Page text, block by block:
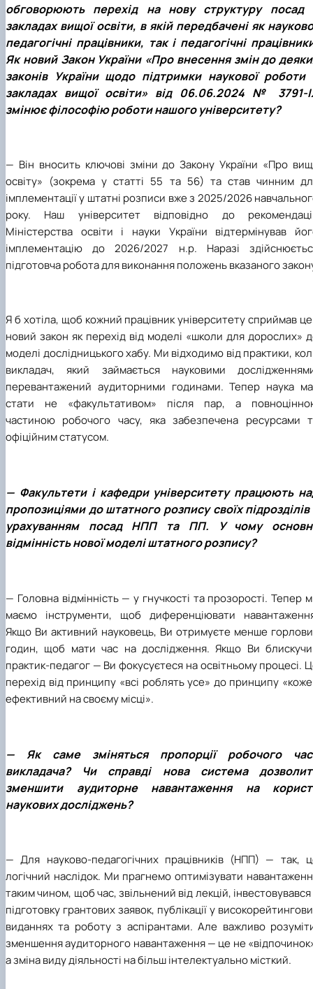
обговорюють перехід на нову структуру посад
закладах вищої освіти, в якій передбачені як
педагогічні працівники, так і педагогічні
Як новий Закон України «Про внесення змін до
законів України щодо підтримки наукової роботи
закладах вищої освіти» від 06.06.2024 № 3791-
змінює філософію роботи нашого університету?
— Він вносить ключові зміни до Закону України «Про
освіту» (зокрема у статті 55 та 56) та став чинним
імплементації у штатні розписи вже з 2025/2026
року. Наш університет відповідно до
Міністерства освіти і науки України відтермінував
імплементацію до 2026/2027 н.р. Наразі
підготовча робота для виконання положень вказаного
Я б хотіла, щоб кожний працівник університету сприймав
новий закон як перехід від моделі «школи для дорослих»
моделі дослідницького хабу. Ми відходимо від практики,
викладач, який займається науковими
перевантажений аудиторними годинами. Тепер наука
стати не «факультативом» після пар, а
частиною робочого часу, яка забезпечена ресурсами
офіційним статусом.
— Факультети і кафедри університету працюють
пропозиціями до штатного розпису своїх підрозділів
урахуванням посад НПП та ПП. У чому
відмінність нової моделі штатного розпису?
— Головна відмінність — у гнучкості та прозорості. Тепер
маємо інструменти, щоб диференціювати
Якщо Ви активний науковець, Ви отримуєте менше
годин, щоб мати час на дослідження. Якщо Ви
практик-педагог — Ви фокусуєтеся на освітньому процесі.
перехід від принципу «всі роблять усе» до принципу
ефективний на своєму місці».
— Як саме зміняться пропорції робочого
викладача? Чи справді нова система
зменшити аудиторне навантаження на
наукових досліджень?
— Для науково-педагогічних працівників (НПП) — так,
логічний наслідок. Ми прагнемо оптимізувати
таким чином, щоб час, звільнений від лекцій, інвестовувався
підготовку грантових заявок, публікації у
виданнях та роботу з аспірантами. Але важливо
зменшення аудиторного навантаження — це не
а зміна виду діяльності на більш інтелектуально місткий.